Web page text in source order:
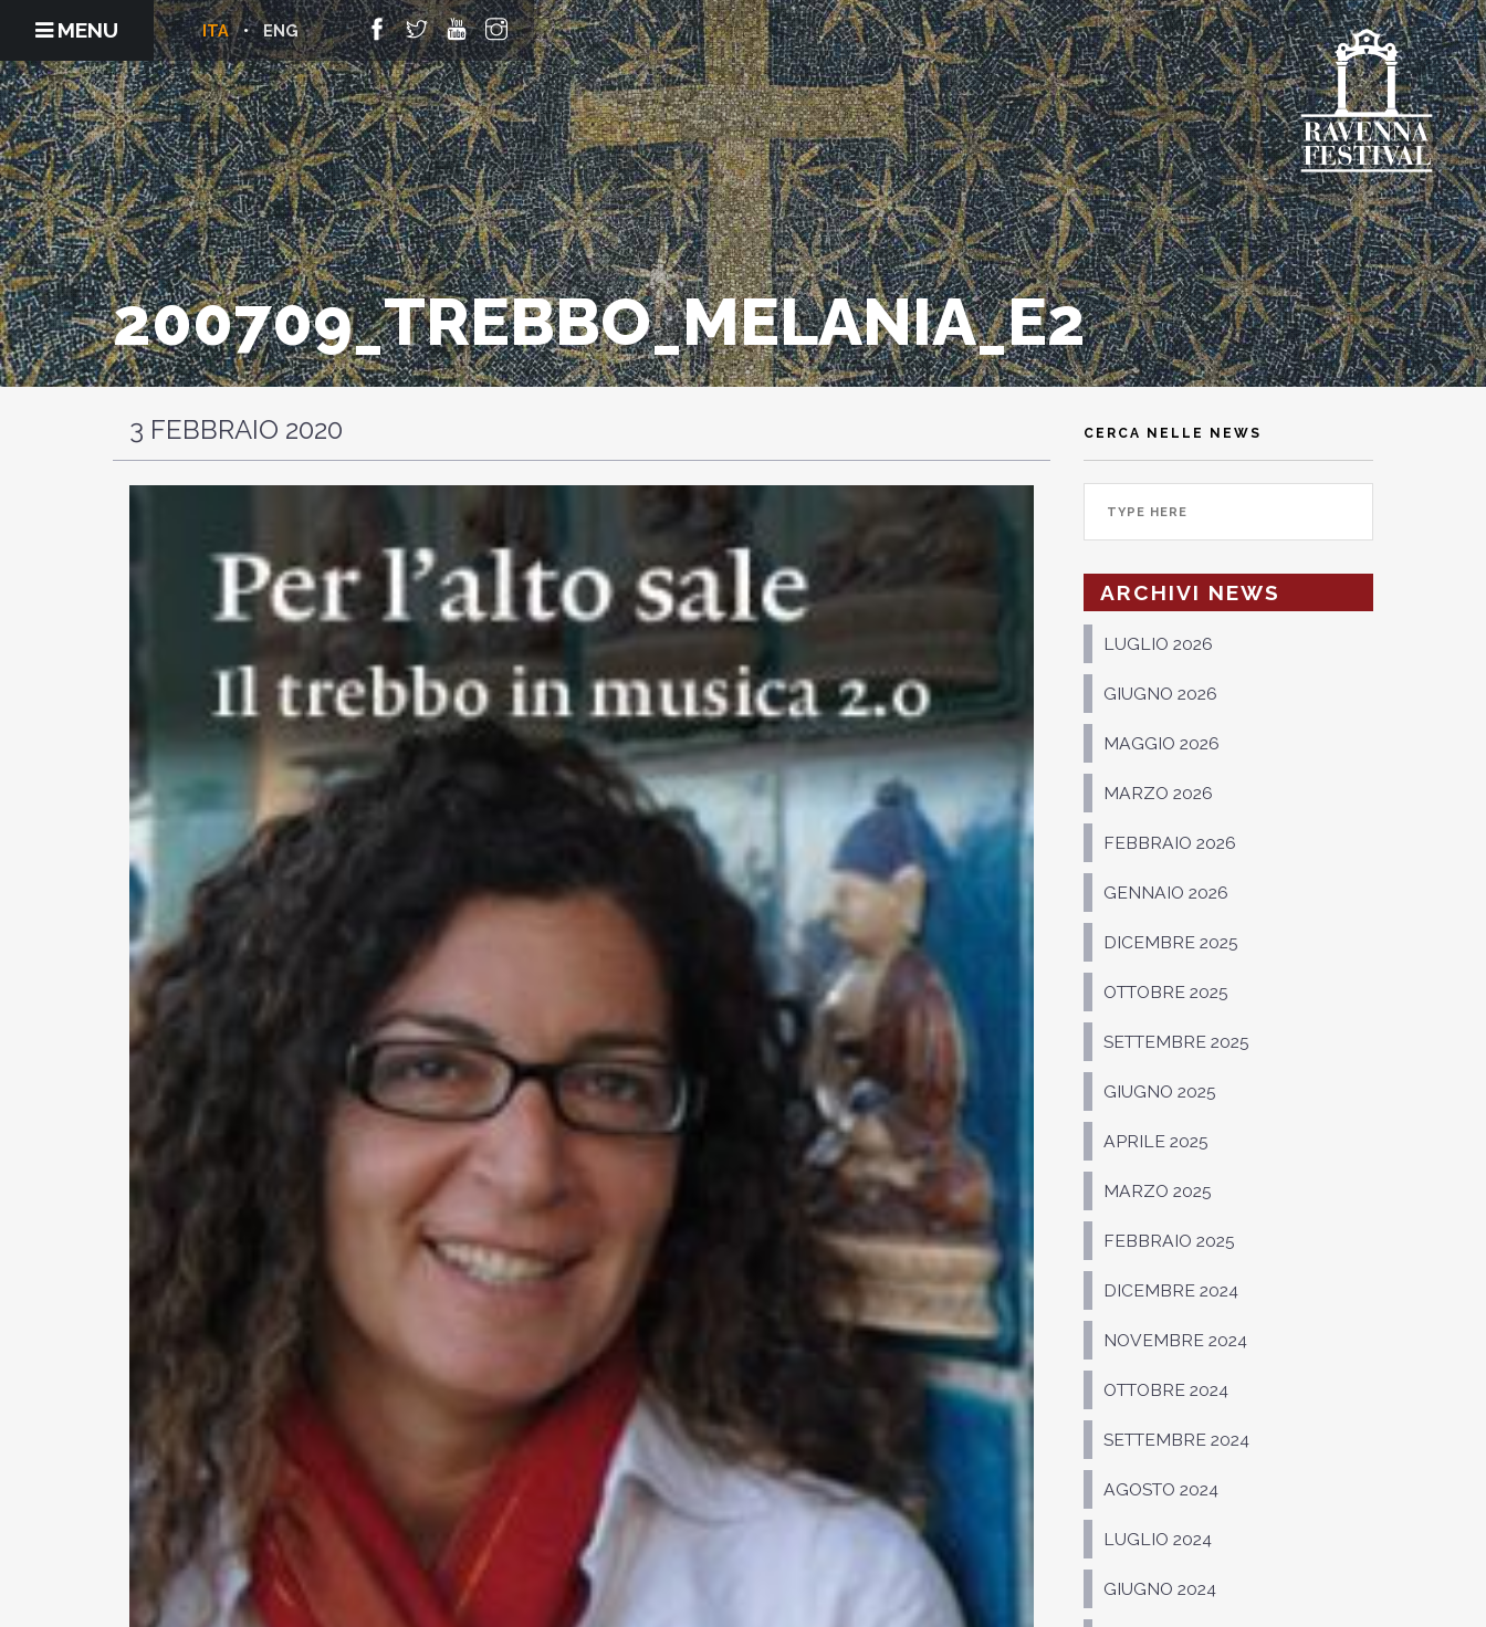
MENU ENG
ITA
200709_TREBBO_MELANIA_E2
3 FEBBRAIO 2020 CERCA NELLE NEWS
ARCHIVI NEWS
LUGLIO 2026
GIUGNO 2026
MAGGIO 2026
MARZO 2026
FEBBRAIO 2026
GENNAIO 2026
DICEMBRE 2025
OTTOBRE 2025
SETTEMBRE 2025
GIUGNO 2025
APRILE 2025
MARZO 2025
FEBBRAIO 2025
DICEMBRE 2024
NOVEMBRE 2024
OTTOBRE 2024
SETTEMBRE 2024
AGOSTO 2024
LUGLIO 2024
GIUGNO 2024